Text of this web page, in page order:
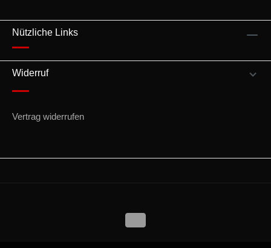
Nützliche Links
Widerruf
Vertrag widerrufen